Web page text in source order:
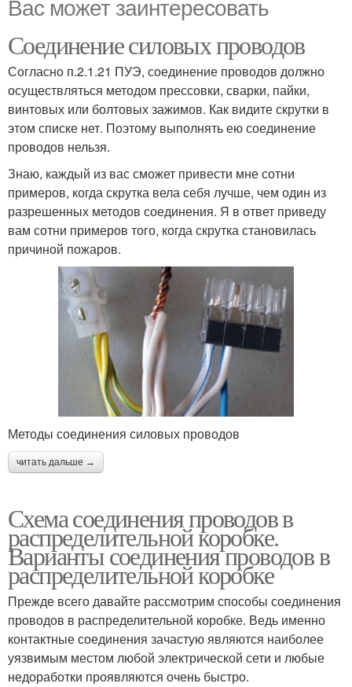
Вас может заинтересовать
Соединение силовых проводов
Согласно п.2.1.21 ПУЭ, соединение проводов должно
осуществляться методом прессовки, сварки, пайки,
винтовых или болтовых зажимов. Как видите скрутки в
этом списке нет. Поэтому выполнять ею соединение
проводов нельзя.
Знаю, каждый из вас сможет привести мне сотни
примеров, когда скрутка вела себя лучше, чем один из
разрешенных методов соединения. Я в ответ приведу
вам сотни примеров того, когда скрутка становилась
причиной пожаров.
Методы соединения силовых проводов
читать дальше →
Схема соединения проводов в
распределительной коробке.
Варианты соединения проводов в
распределительной коробке
Прежде всего давайте рассмотрим способы соединения
проводов в распределительной коробке. Ведь именно
контактные соединения зачастую являются наиболее
уязвимым местом любой электрической сети и любые
недоработки проявляются очень быстро.